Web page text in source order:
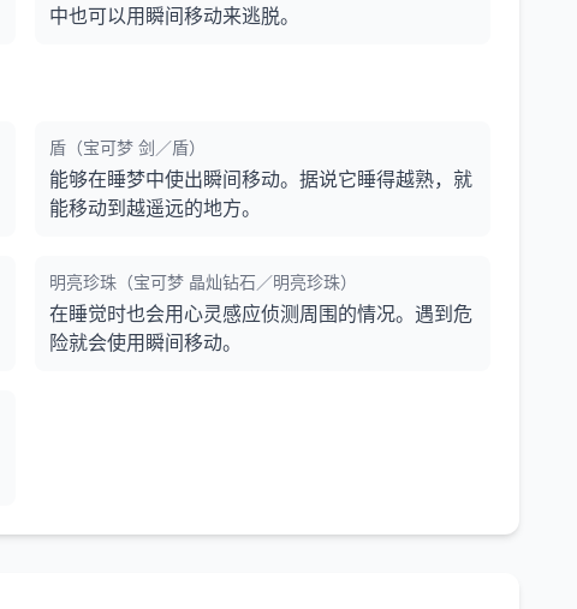
中也可以用瞬间移动来逃脱。
盾（宝可梦 剑／盾）
能够在睡梦中使出瞬间移动。据说它睡得越熟，就
能移动到越遥远的地方。
明亮珍珠（宝可梦 晶灿钻石／明亮珍珠）
在睡觉时也会用心灵感应侦测周围的情况。遇到危
险就会使用瞬间移动。